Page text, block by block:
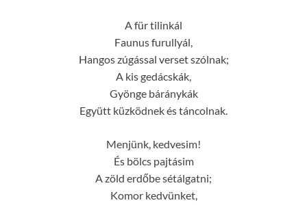
A für tilinkál
Faunus furullyál,
Hangos zúgással verset szólnak;
A kis gedácskák,
Gyönge báránykák
Együtt küzködnek és táncolnak.
Menjünk, kedvesim!
És bölcs pajtásim
A zöld erdőbe sétálgatni;
Komor kedvünket,